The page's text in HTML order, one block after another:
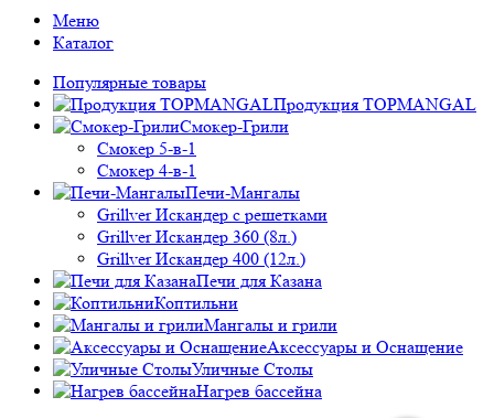
Меню
Каталог
Популярные товары
Продукция TOPMANGAL
Смокер-Грили
Смокер 5-в-1
Смокер 4-в-1
Печи-Мангалы
Grillver Искандер с решетками
Grillver Искандер 360 (8л.)
Grillver Искандер 400 (12л.)
Печи для Казана
Коптильни
Мангалы и грили
Аксессуары и Оснащение
Уличные Столы
Нагрев бассейна